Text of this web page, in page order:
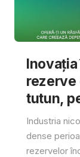
rezerve
tutun,
Industria
dense
rezervelor